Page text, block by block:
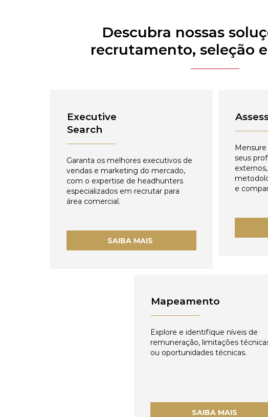
Descubra nossas
recrutamento, seleção
Executive
Search
Garanta os melhores executivos de
vendas e marketing do mercado,
com o expertise de headhunters
especializados em recrutar para
área comercial.
SAIBA MAIS
seus
e
Mapeamento
Explore e identifique níveis de
remuneração, limitações
ou oportunidades técnicas.
SAIBA MAIS